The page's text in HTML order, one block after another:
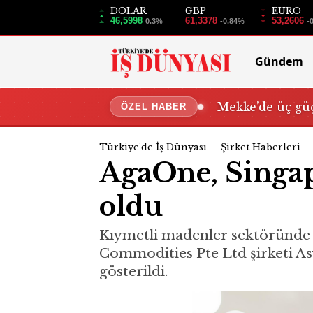
DOLAR
46,5998 0.3%
GBP
61,3378 -0.84%
EURO
53,2606 -
Gündem
ÖZEL HABER Mekke’de üç
Türkiye'de İş Dünyası Şirket Haberleri
AgaOne,
oldu
Kıymetli madenler sektöründe
Commodities Pte Ltd şirketi
gösterildi.